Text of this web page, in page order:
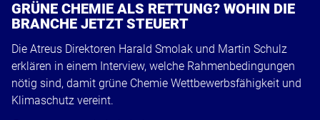
GRÜNE CHEMIE ALS RETTUNG? WOHIN DIE
BRANCHE JETZT STEUERT
Die Atreus Direktoren Harald Smolak und Martin Schulz
erklären in einem Interview, welche Rahmenbedingungen
nötig sind, damit grüne Chemie Wettbewerbsfähigkeit und
Klimaschutz vereint.